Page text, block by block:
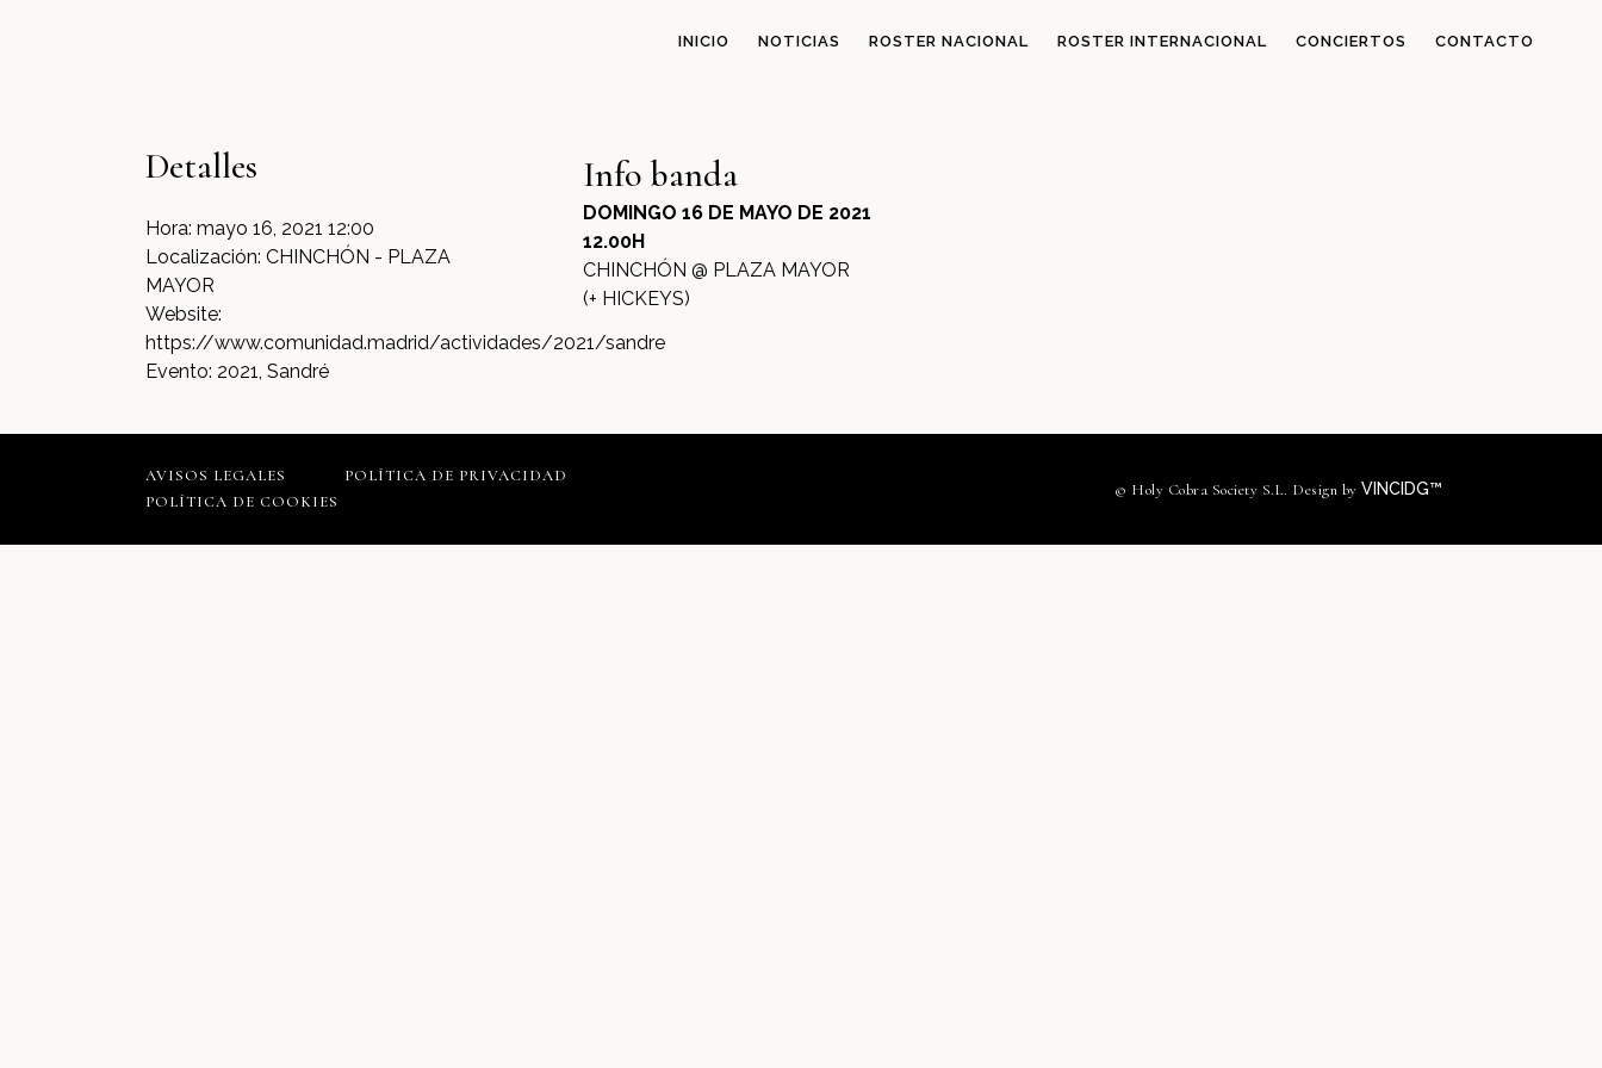
INICIO NOTICIAS ROSTER NACIONAL ROSTER INTERNACIONAL CONCIERTOS CONTACTO
Detalles
Hora: mayo 16, 2021 12:00
Localización: CHINCHÓN - PLAZA
MAYOR
Website:
https://www.comunidad.madrid/actividades/2021/sandre
Evento: 2021, Sandré
Info banda
DOMINGO 16 DE MAYO DE 2021
12.00H
CHINCHÓN @ PLAZA MAYOR
(+ HICKEYS)
AVISOS LEGALES
POLÍTICA DE PRIVACIDAD
POLÍTICA DE COOKIES
© Holy Cobra Society S.L. Design by VINCIDG™